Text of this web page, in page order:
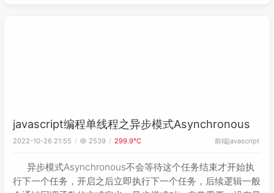
javascript编程单线程之异步模式Asynchronous
2022-10-26 21:55 2539 299.9℃ 前端javascript
异步模式Asynchronous不会等待这个任务结束才开始执
行下一个任务，开启之后立即执行下一个任务，后续逻辑一般